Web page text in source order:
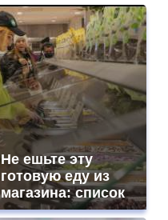
Не ешьте эту
готовую еду из
магазина: список